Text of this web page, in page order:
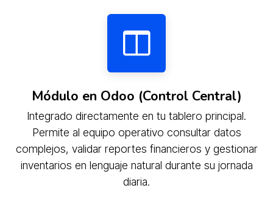
Módulo en Odoo (Control Central)
Integrado directamente en tu tablero principal.
Permite al equipo operativo consultar datos
complejos, validar reportes financieros y gestionar
inventarios en lenguaje natural durante su jornada
diaria.